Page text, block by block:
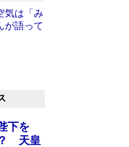
気は「み
が語って
下を
？ 天皇